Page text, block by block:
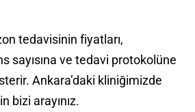
tedavisinin fiyatları,
sayısına ve tedavi protokolüne
Ankara’daki kliniğimizde
bizi arayınız.